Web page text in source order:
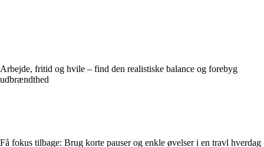
Arbejde, fritid og hvile – find den realistiske balance og forebyg
udbrændthed
Få fokus tilbage: Brug korte pauser og enkle øvelser i en travl hverdag